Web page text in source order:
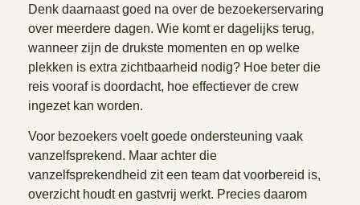
Denk daarnaast goed na over de bezoekerservaring
over meerdere dagen. Wie komt er dagelijks terug,
wanneer zijn de drukste momenten en op welke
plekken is extra zichtbaarheid nodig? Hoe beter die
reis vooraf is doordacht, hoe effectiever de crew
ingezet kan worden.
Voor bezoekers voelt goede ondersteuning vaak
vanzelfsprekend. Maar achter die
vanzelfsprekendheid zit een team dat voorbereid is,
overzicht houdt en gastvrij werkt. Precies daarom